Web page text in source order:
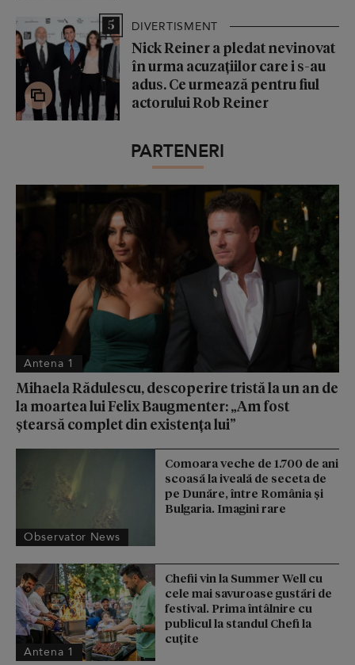
5 DIVERTISMENT
Nick Reiner a pledat nevinovat
în urma acuzațiilor care i s-au
adus. Ce urmează pentru fiul
actorului Rob Reiner
PARTENERI
Antena 1
Mihaela Rădulescu, descoperire tristă la un an de
la moartea lui Felix Baugmenter: „Am fost
ștearsă complet din existența lui”
Observator News
Comoara veche de 1.700 de ani
scoasă la iveală de seceta de
pe Dunăre, între România şi
Bulgaria. Imagini rare
Antena 1
Chefii vin la Summer Well cu
cele mai savuroase gustări de
festival. Prima întâlnire cu
publicul la standul Chefi la
cuțite